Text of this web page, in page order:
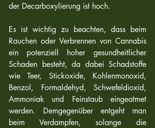
der Decarboxylierung ist hoch.
Es ist wichtig zu beachten, dass beim
Rauchen oder Verbrennen von Cannabis
ein potenziell hoher gesundheitlicher
Schaden besteht, da dabei Schadstoffe
wie Teer, Stickoxide, Kohlenmonoxid,
Benzol, Formaldehyd, Schwefeldioxid,
Ammoniak und Feinstaub eingeatmet
werden. Demgegenüber entgeht man
beim Verdampfen, solange die